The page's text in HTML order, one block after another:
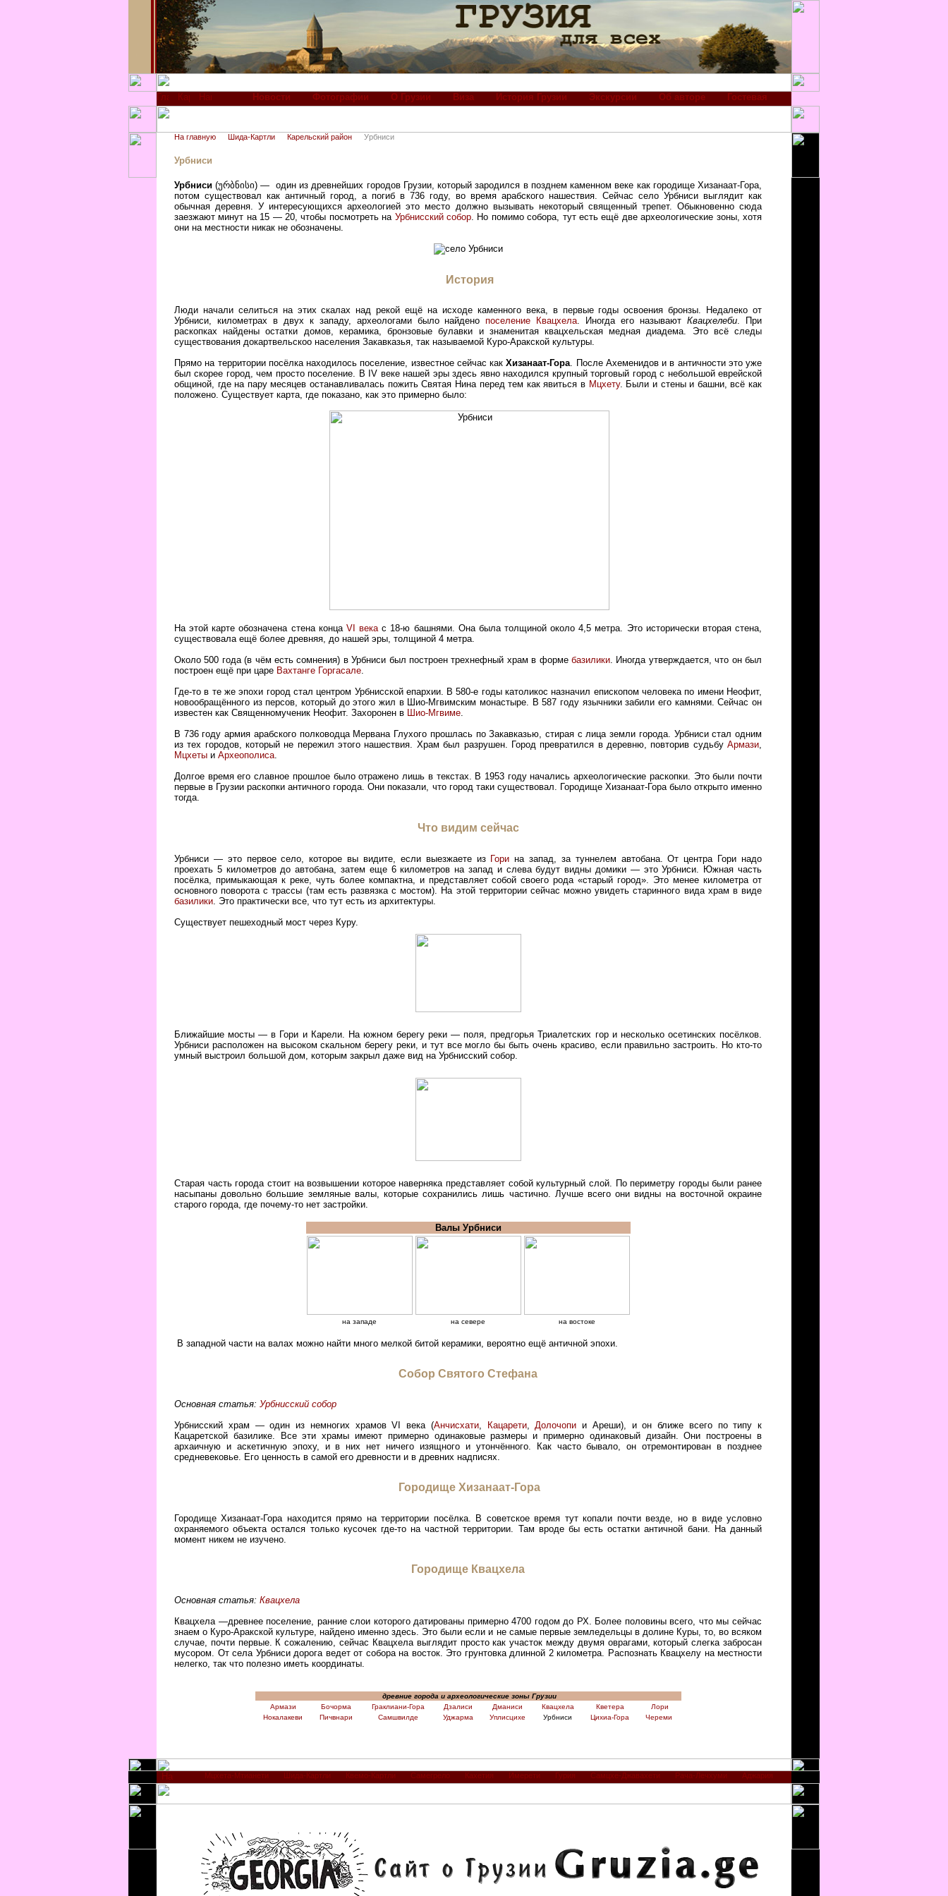
Новости Фотографии О Грузии Виза История Грузии Экскурсии Об авторе Гостевая
На главную Шида-Картли Карельский район Урбниси
Урбниси
Урбниси (ურბნისი) — один из древнейших городов Грузии, который зародился в позднем каменном веке как городище Хизанаат-Гора,
потом существовал как античный город, а погиб в 736 году, во время арабского нашествия. Сейчас село Урбниси выглядит как
обычная деревня. У интересующихся археологией это место должно вызывать некоторый священный трепет. Обыкновенно сюда
заезжают минут на 15 — 20, чтобы посмотреть на Урбнисский собор. Но помимо собора, тут есть ещё две археологические зоны, хотя
они на местности никак не обозначены.
История
Люди начали селиться на этих скалах над рекой ещё на исходе каменного века, в первые годы освоения бронзы. Недалеко от
Урбниси, километрах в двух к западу, археологами было найденопоселение Квацхела. Иногда его называютКвацхелеби. При
раскопках найдены остатки домов, керамика, бронзовые булавки и знаменитая квацхельская медная диадема. Это всё следы
существования докартвельскоо населения Закавказья, так называемой Куро-Аракской культуры.
Прямо на территории посёлка находилось поселение, известное сейчас какХизанаат-Гора. После Ахеменидов и в античности это уже
был скорее город, чем просто поселение. В IV веке нашей эры здесь явно находился крупный торговый город с небольшой еврейской
общиной, где на пару месяцев останавливалась пожить Святая Нина перед тем как явиться в Мцхету. Были и стены и башни, всё как
положено. Существует карта, где показано, как это примерно было:
На этой карте обозначена стена конца VI векас 18-ю башнями. Она была толщиной около 4,5 метра. Это исторически вторая стена,
существовала ещё более древняя, до нашей эры, толщиной 4 метра.
Около 500 года (в чём есть сомнения) в Урбниси был построен трехнефный храм в форме базилики. Иногда утверждается, что он был
построен ещё при царе Вахтанге Горгасале.
Где-то в те же эпохи город стал центром Урбнисской епархии. В 580-е годы католикос назначил епископом человека по имени Неофит,
новообращённого из персов, который до этого жил в Шио-Мгвимским монастыре. В 587 году язычники забили его камнями. Сейчас он
известен как Священномученик Неофит. Захоронен в Шио-Мгвиме.
В 736 году армия арабского полководца Мервана Глухого прошлась по Закавказью, стирая с лица земли города. Урбниси стал одним
из тех городов, который не пережил этого нашествия. Храм был разрушен. Город превратился в деревню, повторив судьбу Армази,
Мцхеты и Археополиса.
Долгое время его славное прошлое было отражено лишь в текстах. В 1953 году начались археологические раскопки. Это были почти
первые в Грузии раскопки античного города. Они показали, что город таки существовал. Городище Хизанаат-Гора было открыто именно
тогда.
Что видим сейчас
Урбниси — это первое село, которое вы видите, если выезжаете из Гори на запад, за туннелем автобана. От центра Гори надо
проехать 5 километров до автобана, затем еще 6 километров на запад и слева будут видны домики — это Урбниси. Южная часть
посёлка, примыкающая к реке, чуть более компактна, и представляет собой своего рода «старый город». Это менее километра от
основного поворота с трассы (там есть развязка с мостом). На этой территории сейчас можно увидеть старинного вида храм в виде
базилики . Это практически все, что тут есть из архитектуры.
Существует пешеходный мост через Куру.
Ближайшие мосты — в Гори и Карели. На южном берегу реки — поля, предгорья Триалетских гор и несколько осетинских посёлков.
Урбниси расположен на высоком скальном берегу реки, и тут все могло бы быть очень красиво, если правильно застроить. Но кто-то
умный выстроил большой дом, которым закрыл даже вид на Урбнисский собор.
Старая часть города стоит на возвышении которое наверняка представляет собой культурный слой. По периметру городы были ранее
насыпаны довольно большие земляные валы, которые сохранились лишь частично. Лучше всего они видны на восточной окраине
старого города, где почему-то нет застройки.
Валы Урбниси
на западе на севере на востоке
В западной части на валах можно найти много мелкой битой керамики, вероятно ещё античной эпохи.
Собор Святого Стефана
Основная статья: Урбнисский собор
Урбнисский храм — один из немногих храмов VI века (Анчисхати, Кацарети,Долочопи и Ареши), и он ближе всего по типу к
Кацаретской базилике. Все эти храмы имеют примерно одинаковые размеры и примерно одинаковый дизайн. Они построены в
архаичную и аскетичную эпоху, и в них нет ничего изящного и утончённого. Как часто бывало, он отремонтирован в позднее
средневековье. Его ценность в самой его древности и в древних надписях.
Городище Хизанаат-Гора
Городище Хизанаат-Гора находится прямо на территории посёлка. В советское время тут копали почти везде, но в виде условно
охраняемого объекта остался только кусочек где-то на частной территории. Там вроде бы есть остатки античной бани. На данный
момент никем не изучено.
Городище Квацхела
Основная статья: Квацхела
Квацхела —древнее поселение, ранние слои которого датированы примерно 4700 годом до РХ. Более половины всего, что мы сейчас
знаем о Куро-Аракской культуре, найдено именно здесь. Это были если и не самые первые земледельцы в долине Куры, то, во всяком
случае, почти первые. К сожалению, сейчас Квацхела выглядит просто как участок между двумя оврагами, который слегка забросан
мусором. От села Урбниси дорога ведет от собора на восток. Это грунтовка длинной 2 километра. Распознать Квацхелу на местности
нелегко, так что полезно иметь координаты.
древние города и археологические зоны Грузии
Армази
Бочорма Граклиани-Гора Дзалиси Дманиси Квацхела Кветера
Лори
Нокалакеви
Пичвнари Самшвилде Уджарма Уплисцихе Урбниси Цихиа-Гора Череми
Мцхета-Мтианети Шида-Картли Квемо-Картли Самегрело Кахетия Имерети Гурия Самцхе-Джавахети Рача-Лечхуми Аджария